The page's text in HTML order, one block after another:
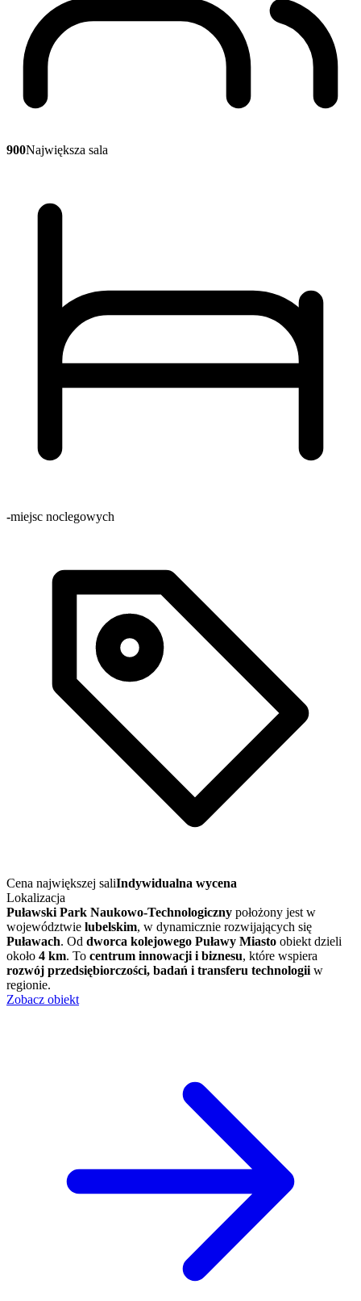
900Największa sala
-miejsc noclegowych
Cena największej saliIndywidualna wycena
Lokalizacja
Puławski Park Naukowo-Technologiczny położony jest w
województwie lubelskim, w dynamicznie rozwijających się
Puławach. Od dworca kolejowego Puławy Miasto obiekt dzieli
około 4 km. To centrum innowacji i biznesu, które wspiera
rozwój przedsiębiorczości, badań i transferu technologii w
regionie.
Zobacz obiekt